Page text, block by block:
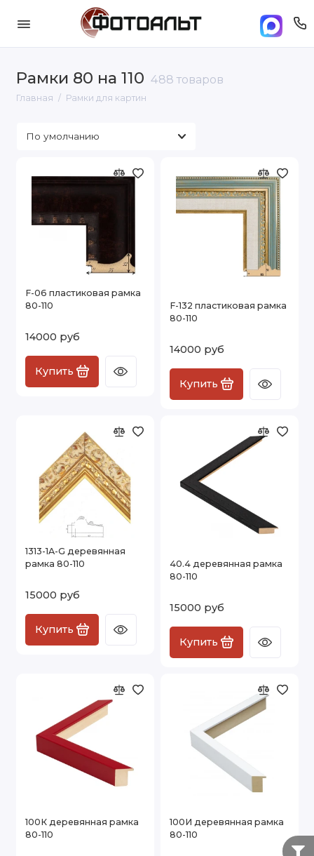
Рамки 80 на 110 488 товаров
Главная Рамки для картин
F-06 пластиковая рамка
80-110
14000 руб
Купить
F-132 пластиковая рамка
80-110
14000 руб
Купить
1313-1A-G деревянная
рамка 80-110
15000 руб
Купить
40.4 деревянная рамка
80-110
15000 руб
Купить
100К деревянная рамка
80-110
100И деревянная рамка
80-110